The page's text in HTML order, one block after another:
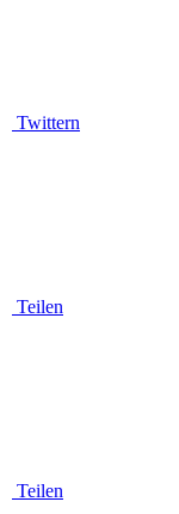
Twittern
Teilen
Teilen